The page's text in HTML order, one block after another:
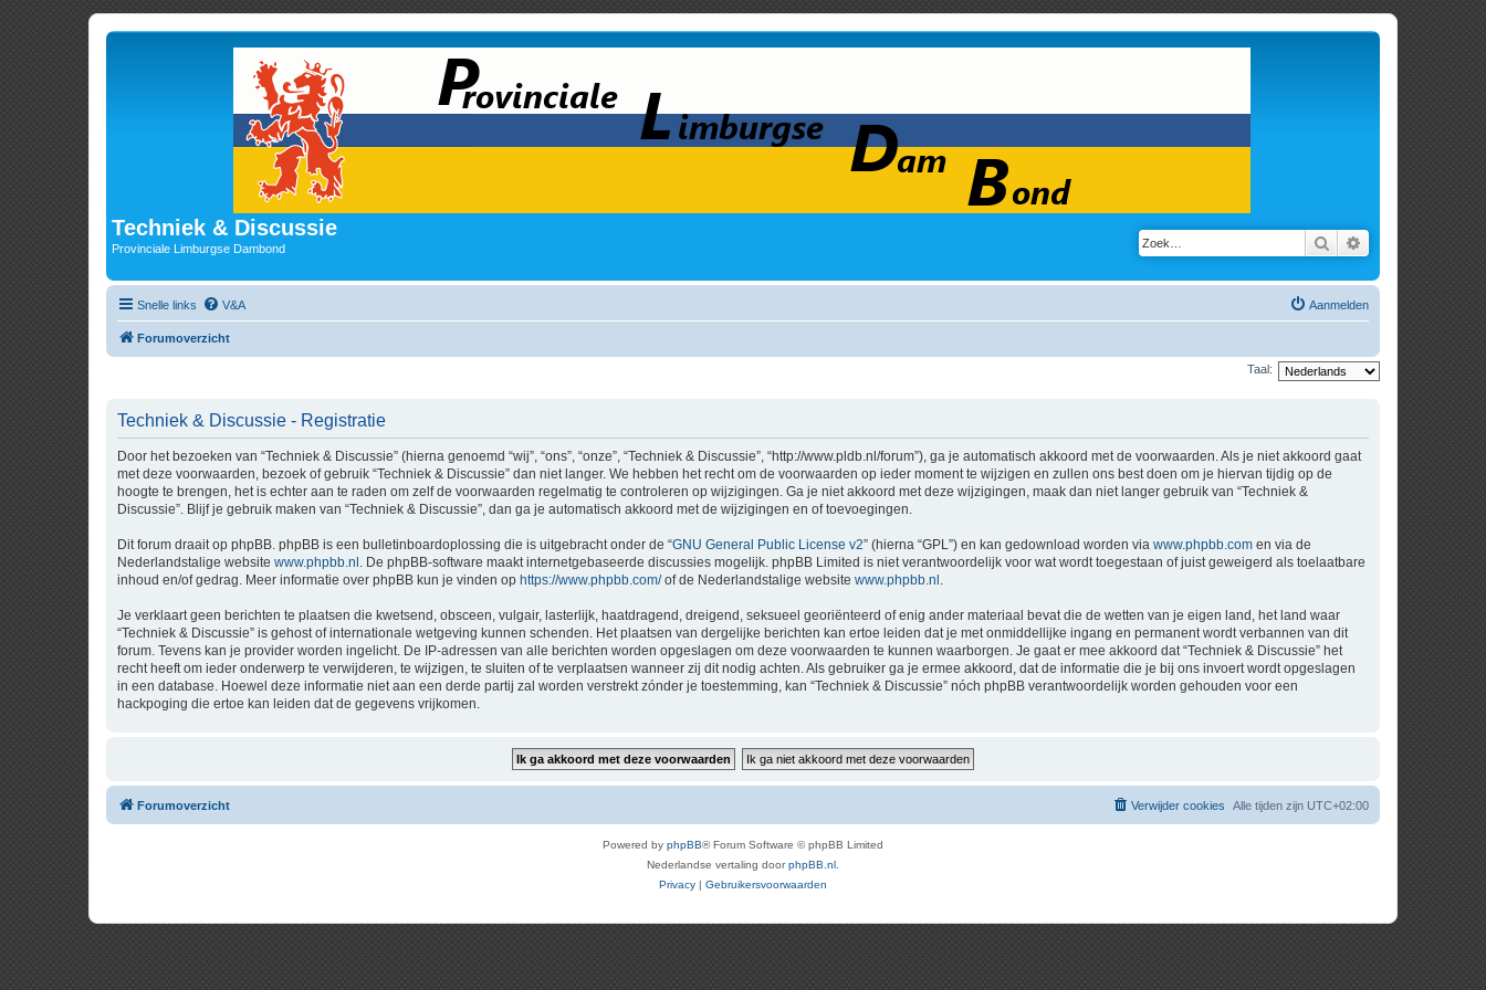
Techniek & Discussie
Provinciale Limburgse Dambond Zoek Uitgebreid zoeken
Snelle links V&A Aanmelden
Forumoverzicht
Taal:
Techniek & Discussie - Registratie
Door het bezoeken van “Techniek & Discussie” (hierna genoemd “wij”, “ons”, “onze”, “Techniek & Discussie”, “http://www.pldb.nl/forum”), ga je automatisch akkoord met de voorwaarden. Als je niet akkoord gaat
met deze voorwaarden, bezoek of gebruik “Techniek & Discussie” dan niet langer. We hebben het recht om de voorwaarden op ieder moment te wijzigen en zullen ons best doen om je hiervan tijdig op de
hoogte te brengen, het is echter aan te raden om zelf de voorwaarden regelmatig te controleren op wijzigingen. Ga je niet akkoord met deze wijzigingen, maak dan niet langer gebruik van “Techniek &
Discussie”. Blijf je gebruik maken van “Techniek & Discussie”, dan ga je automatisch akkoord met de wijzigingen en of toevoegingen.
Dit forum draait op phpBB. phpBB is een bulletinboardoplossing die is uitgebracht onder de “GNU General Public License v2” (hierna “GPL”) en kan gedownload worden via www.phpbb.com en via de
Nederlandstalige website www.phpbb.nl . De phpBB-software maakt internetgebaseerde discussies mogelijk. phpBB Limited is niet verantwoordelijk voor wat wordt toegestaan of juist geweigerd als toelaatbare
inhoud en/of gedrag. Meer informatie over phpBB kun je vinden op https://www.phpbb.com/of de Nederlandstalige website www.phpbb.nl .
Je verklaart geen berichten te plaatsen die kwetsend, obsceen, vulgair, lasterlijk, haatdragend, dreigend, seksueel georiënteerd of enig ander materiaal bevat die de wetten van je eigen land, het land waar
“Techniek & Discussie” is gehost of internationale wetgeving kunnen schenden. Het plaatsen van dergelijke berichten kan ertoe leiden dat je met onmiddellijke ingang en permanent wordt verbannen van dit
forum. Tevens kan je provider worden ingelicht. De IP-adressen van alle berichten worden opgeslagen om deze voorwaarden te kunnen waarborgen. Je gaat er mee akkoord dat “Techniek & Discussie” het
recht heeft om ieder onderwerp te verwijderen, te wijzigen, te sluiten of te verplaatsen wanneer zij dit nodig achten. Als gebruiker ga je ermee akkoord, dat de informatie die je bij ons invoert wordt opgeslagen
in een database. Hoewel deze informatie niet aan een derde partij zal worden verstrekt zónder je toestemming, kan “Techniek & Discussie” nóch phpBB verantwoordelijk worden gehouden voor een
hackpoging die ertoe kan leiden dat de gegevens vrijkomen.
Forumoverzicht Alle tijden zijn UTC+02:00
Verwijder cookies
Powered by phpBB® Forum Software © phpBB Limited
Nederlandse vertaling doorphpBB.nl
Privacy | Gebruikersvoorwaarden